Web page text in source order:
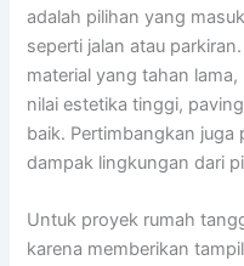
adalah pilihan yang
seperti jalan atau
material yang tahan
nilai estetika tinggi,
baik. Pertimbangkan
dampak lingkungan dari
Untuk proyek rumah
karena memberikan